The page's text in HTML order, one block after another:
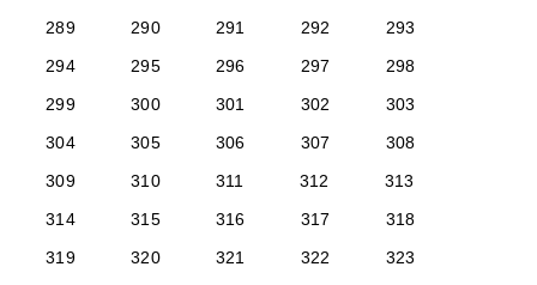
289
290 291 292
293
294
295 296 297
298
299
300 301 302
303
304
305 306 307
308
309
310 311 312
313
314
315 316 317
318
319
320 321 322
323